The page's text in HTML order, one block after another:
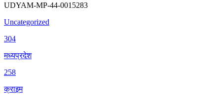
UDYAM-MP-44-0015283
Uncategorized
304
मध्यप्रदेश
258
क्राइम